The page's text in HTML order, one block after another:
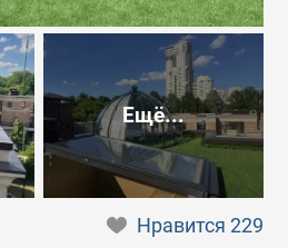
Ещё...
Нравится229